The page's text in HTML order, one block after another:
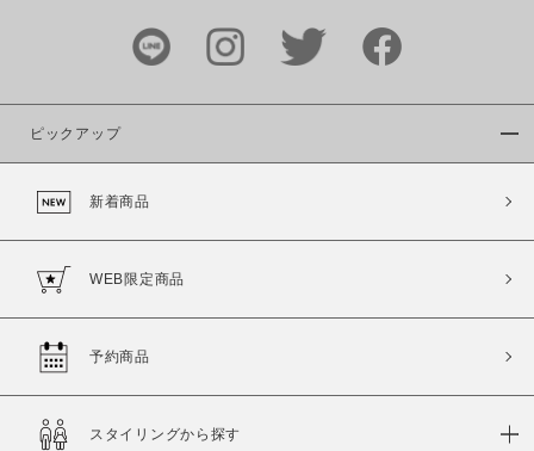
カラー
ピックアップ
新着商品
WEB限定商品
予約商品
スタイリングから探す